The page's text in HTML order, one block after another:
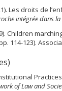
Les droits de
intégrée dans
Children
114-123).
of Law and